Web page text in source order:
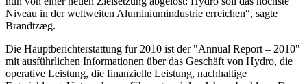
Niveau in der weltweiten Aluminiumindustrie erreichen“, sagte
Brandtzæg.
Die Hauptberichterstattung für 2010 ist der "Annual Report – 2010"
mit ausführlichen Informationen über das Geschäft von Hydro, die
operative Leistung, die finanzielle Leistung, nachhaltige